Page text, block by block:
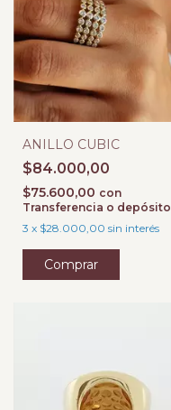
ANILLO CUBIC
$84.000,00
$75.600,00 con
Transferencia o depósito
3 x $28.000,00 sin interés
Comprar